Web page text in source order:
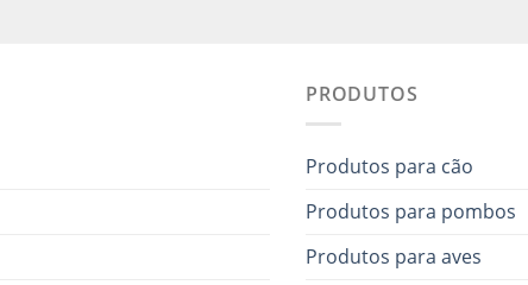
PRODUTOS
Produtos para cão
Produtos para pombos
Produtos para aves